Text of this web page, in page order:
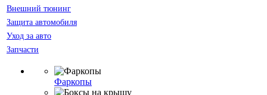
Внешний тюнинг
Защита автомобиля
Уход за авто
Запчасти
Фаркопы